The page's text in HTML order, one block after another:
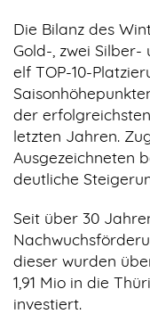
Die Bilanz des
Gold-, zwei
elf TOP-10-
der
letzten Jahren.
Ausgezeichneten
deutliche
Seit über 30
dieser wurden
1,91 Mio in die
investiert.